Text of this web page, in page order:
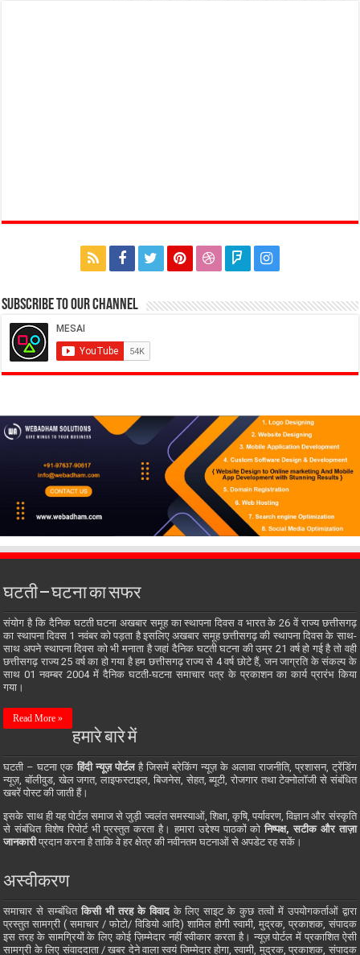
Subscribe to our Channel
घटती – घटना का सफर
संयोग है कि दैनिक घटती घटना अखबार समूह का स्थापना दिवस व भारत के 26 वें राज्य छत्तीसगढ़
का स्थापना दिवस 1 नवंबर को पड़ता है इसलिए अखबार समूह छत्तीसगढ़ की स्थापना दिवस के साथ-
साथ अपने स्थापना दिवस को भी मनाता है जहां दैनिक घटती घटना की उम्र 21 वर्ष हो गई है तो वही
छत्तीसगढ़ राज्य 25 वर्ष का हो गया है हम छत्तीसगढ़ राज्य से 4 वर्ष छोटे हैं, जन जाग्रति के संकल्प के
साथ 01 नवम्बर 2004 में दैनिक घटती-घटना समाचार पत्र के प्रकाशन का कार्य प्रारंभ किया
गया।
Read More »
हमारे बारे में
घटती – घटना एक हिंदी न्यूज़ पोर्टलहै जिसमें ब्रेकिंग न्यूज़ के अलावा राजनीति, प्रशासन, ट्रेंडिंग
न्यूज़, बॉलीवुड, खेल जगत, लाइफस्टाइल, बिजनेस, सेहत, ब्यूटी, रोजगार तथा टेक्नोलॉजी से संबंधित
खबरें पोस्ट की जाती हैं।
इसके साथ ही यह पोर्टल समाज से जुड़ी ज्वलंत समस्याओं, शिक्षा, कृषि, पर्यावरण, विज्ञान और संस्कृति
से संबंधित विशेष रिपोर्ट भी प्रस्तुत करता है। हमारा उद्देश्य पाठकों कोनिष्पक्ष, सटीक और ताज़ा
जानकारीप्रदान करना है ताकि वे हर क्षेत्र की नवीनतम घटनाओं से अपडेट रह सकें।
अस्वीकरण
समाचार से सम्बंधितकिसी भी तरह के विवादके लिए साइट के कुछ तत्वों में उपयोगकर्ताओं द्वारा
प्रस्तुत सामग्री ( समाचार / फोटो/ विडियो आदि) शामिल होगी स्वामी, मुद्रक, प्रकाशक, संपादक
इस तरह के सामग्रियों के लिए कोई ज़िम्मेदार नहीं स्वीकार करता है। न्यूज़ पोर्टल में प्रकाशित ऐसी
सामग्री के लिए संवाददाता / खबर देने वाला स्वयं जिम्मेदार होगा, स्वामी, मुद्रक, प्रकाशक, संपादक